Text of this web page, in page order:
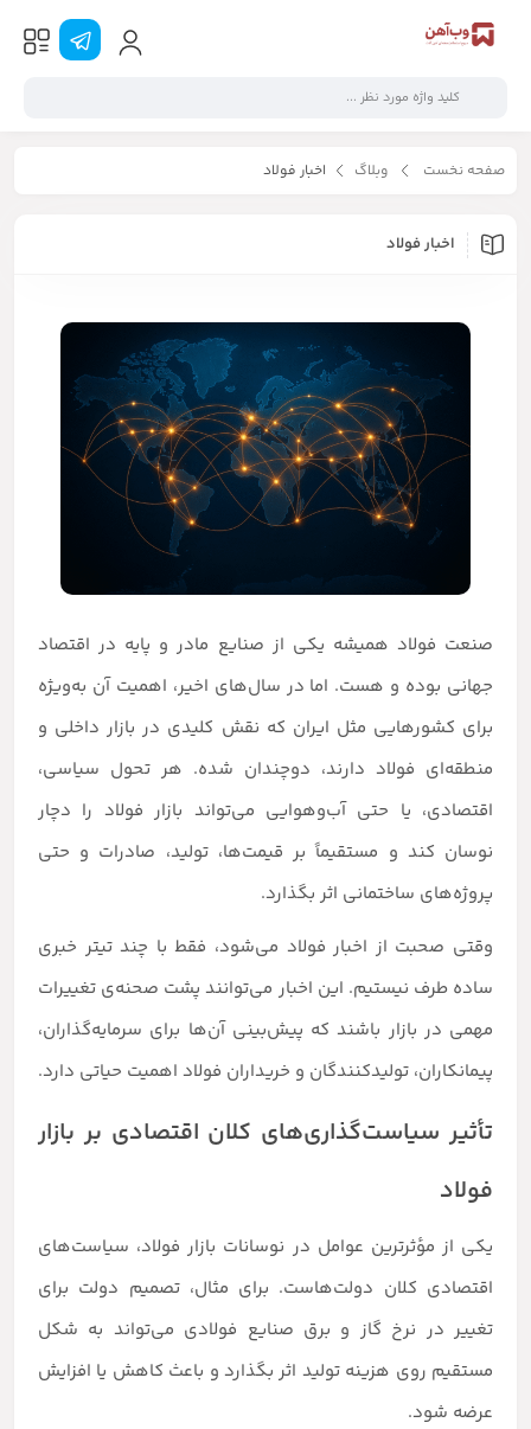
صفحه نخست وبلاگ اخبار فولاد
اخبار فولاد
صنعت فولاد همیشه یکی از صنایع مادر و پایه در اقتصاد
جهانی بوده و هست. اما در سال‌های اخیر، اهمیت آن به‌ویژه
برای کشورهایی مثل ایران که نقش کلیدی در بازار داخلی و
منطقه‌ای فولاد دارند، دوچندان شده. هر تحول سیاسی،
اقتصادی، یا حتی آب‌وهوایی می‌تواند بازار فولاد را دچار
نوسان کند و مستقیماً بر قیمت‌ها، تولید، صادرات و حتی
پروژه‌های ساختمانی اثر بگذارد.
وقتی صحبت از اخبار فولاد می‌شود، فقط با چند تیتر خبری
ساده طرف نیستیم. این اخبار می‌توانند پشت صحنه‌ی تغییرات
مهمی در بازار باشند که پیش‌بینی آن‌ها برای سرمایه‌گذاران،
پیمانکاران، تولیدکنندگان و خریداران فولاد اهمیت حیاتی دارد.
تأثیر سیاست‌گذاری‌های کلان اقتصادی بر بازار
فولاد
یکی از مؤثرترین عوامل در نوسانات بازار فولاد، سیاست‌های
اقتصادی کلان دولت‌هاست. برای مثال، تصمیم دولت برای
تغییر در نرخ گاز و برق صنایع فولادی می‌تواند به شکل
مستقیم روی هزینه تولید اثر بگذارد و باعث کاهش یا افزایش
عرضه شود.